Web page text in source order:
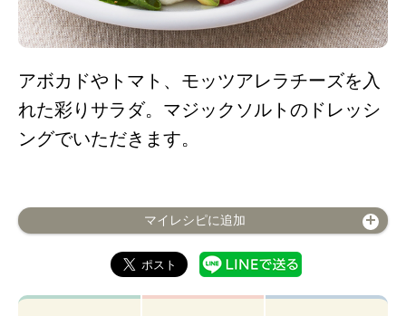
アボカドやトマト、モッツアレラチーズを入
れた彩りサラダ。マジックソルトのドレッシ
ングでいただきます。
マイレシピに追加